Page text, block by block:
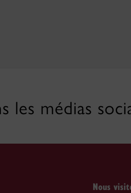
les médias
Nous